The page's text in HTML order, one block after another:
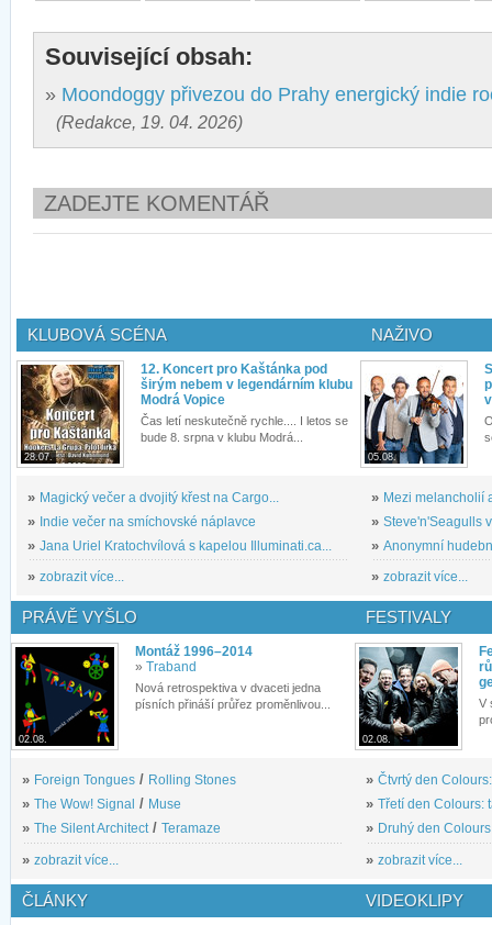
Související obsah:
» Moondoggy přivezou do Prahy energický indie
(Redakce, 19. 04. 2026)
ZADEJTE KOMENTÁŘ
KLUBOVÁ SCÉNA
28.07.
12. Koncert pro Kaštánka pod
širým nebem v legendárním klubu
Modrá Vopice
Čas letí neskutečně rychle.... I letos se
bude 8. srpna v klubu Modrá...
» Magický večer a dvojitý křest na Cargo...
» Indie večer na smíchovské náplavce
» Jana Uriel Kratochvílová s kapelou Illuminati.ca...
» zobrazit více...
NAŽIVO
05.08.
» Mezi melancholií
» Steve'n'Seagulls
» Anonymní
» zobrazit více...
PRÁVĚ VYŠLO
02.08.
Montáž 1996–2014
» Traband
Nová retrospektiva v dvaceti jedna
písních přináší průřez proměnlivou...
» Foreign Tongues / Rolling Stones
» The Wow! Signal / Muse
» The Silent Architect/ Teramaze
» zobrazit více...
FESTIVALY
02.08.
V
» Čtvrtý den
» Třetí den Colours:
» Druhý den
» zobrazit více...
ČLÁNKY VIDEOKLIPY